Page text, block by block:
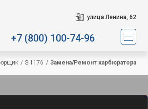
улица Ленина, 62
+7 (800) 100-74-96
/ S 1176 / Замена/Pемонт карбюратора